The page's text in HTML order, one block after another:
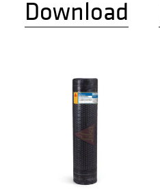
Download